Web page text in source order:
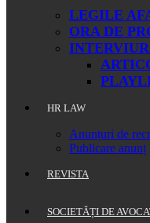
LEGILE
ORA DE
HR LAW
Anunțuri de
Publicare anunț
REVISTA
SOCIETĂȚI DE